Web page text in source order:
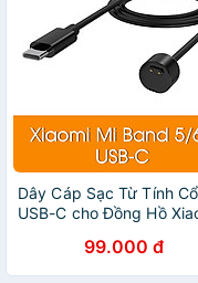
Dây Cáp Sạc Từ Tính
USB-C cho Đồng Hồ
99.000 đ